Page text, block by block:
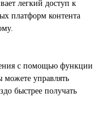
легкий доступ к
платформ контента
с помощью функции
можете управлять
быстрее получать